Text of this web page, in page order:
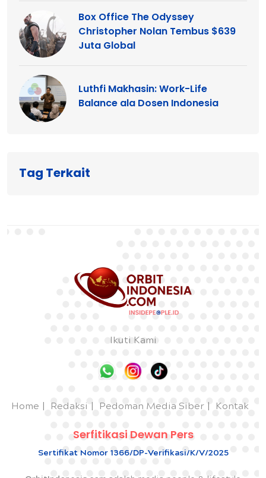
Box Office The Odyssey
Christopher Nolan Tembus $639
Juta Global
Luthfi Makhasin: Work-Life
Balance ala Dosen Indonesia
Tag Terkait
Ikuti Kami
Home Redaksi Pedoman Media Siber Kontak
Serfitikasi Dewan Pers
Sertifikat Nomor 1366/DP-Verifikasi/K/V/2025